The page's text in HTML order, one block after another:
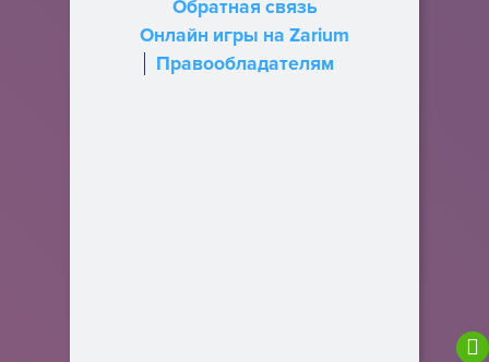
Обратная связь
Онлайн игры на Zarium
Правообладателям